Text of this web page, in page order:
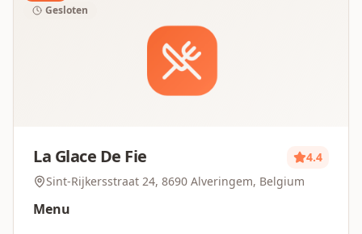
Gesloten
La Glace De Fie
4.4
Sint-Rijkersstraat 24, 8690 Alveringem, Belgium
Menu